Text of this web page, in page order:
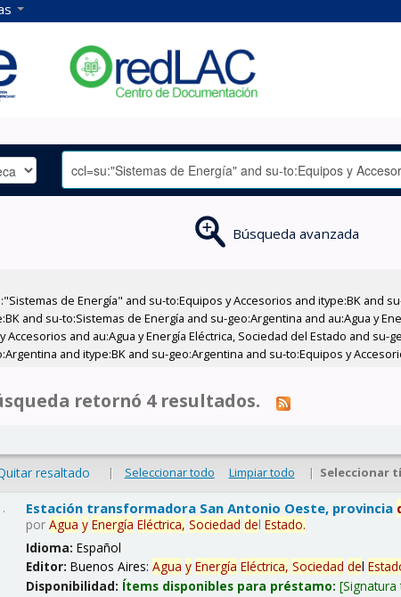
Búsqueda avanzada
de Energía" and su-to:Equipos y Accesorios and itype:BK and
and su-to:Sistemas de Energía and su-geo:Argentina and au:Agua y
and au:Agua y Energía Eléctrica, Sociedad del Estado and su-
and itype:BK and su-geo:Argentina and su-to:Equipos y
retornó 4 resultados.
resaltado | Seleccionar todo Limpiar todo | Seleccionar
Estación transformadora San Antonio Oeste, provincia
porAgua y Energía Eléctrica, Sociedad delEstado.
Idioma:Español
Editor:Buenos Aires:Agua y Energía Eléctrica, Sociedad del
Disponibilidad: Ítems disponibles para préstamo: